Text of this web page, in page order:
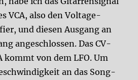
VCA, also den Voltage-
und diesen Ausgang an
angeschlossen. Das CV-
kommt von dem LFO. Um
an das Song-